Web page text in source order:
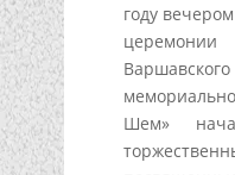
году
Шем»